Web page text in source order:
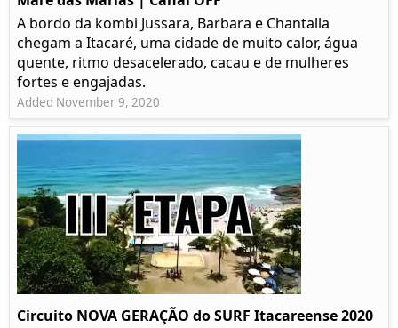
A bordo da kombi Jussara, Barbara e Chantalla
chegam a Itacaré, uma cidade de muito calor, água
quente, ritmo desacelerado, cacau e de mulheres
fortes e engajadas.
Added November 9, 2020
Circuito NOVA GERAÇÃO do SURF Itacareense 2020